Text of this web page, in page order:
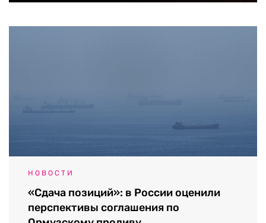
НОВОСТИ
«Сдача позиций»: в России оценили
перспективы соглашения по